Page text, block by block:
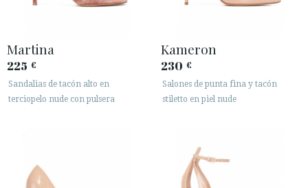
Martina
225 €
Sandalias de tacón alto en
terciopelo nude con pulsera
Kameron
230 €
Salones de punta fina y tacón
stiletto en piel nude